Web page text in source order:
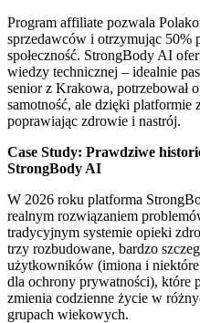
Program affiliate pozwala
sprzedawców i otrzymując 50%
społeczność. StrongBody AI
wiedzy technicznej – idealnie
senior z Krakowa, potrzebował
samotność, ale dzięki platformie
poprawiając zdrowie i nastrój.
Case Study: Prawdziwe
StrongBody AI
W 2026 roku platforma
realnym rozwiązaniem
tradycyjnym systemie opieki
trzy rozbudowane, bardzo
użytkowników (imiona i niektóre
dla ochrony prywatności), które
zmienia codzienne życie w
grupach wiekowych.